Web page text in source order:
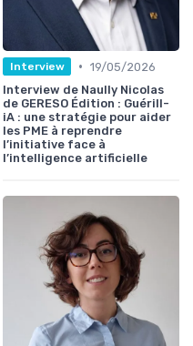
Interview • 19/05/2026
Interview de Naully Nicolas
de GERESO Édition : Guérill-
iA : une stratégie pour aider
les PME à reprendre
l’initiative face à
l’intelligence artificielle